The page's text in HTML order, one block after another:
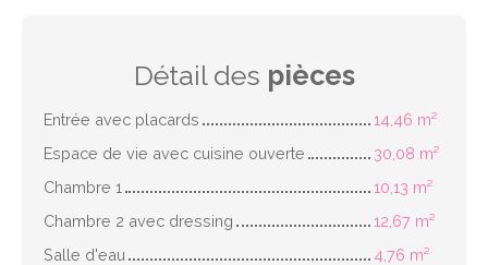
Détail des pièces
Entrée avec placards
14,46 m²
Espace de vie avec cuisine ouverte
30,08 m²
Chambre 1
10,13 m²
Chambre 2 avec dressing
12,67 m²
Salle d'eau
4,76 m²